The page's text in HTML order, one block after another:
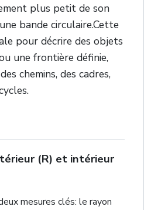
plus petit de son
bande circulaire.Cette
pour décrire des objets
une frontière définie,
chemins, des cadres,
(R) et intérieur
mesures clés: le rayon